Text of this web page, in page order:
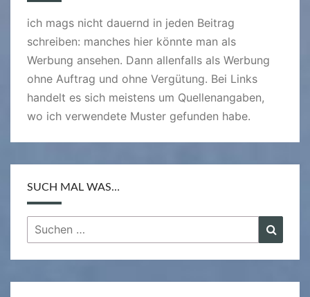
ich mags nicht dauernd in jeden Beitrag
schreiben: manches hier könnte man als
Werbung ansehen. Dann allenfalls als Werbung
ohne Auftrag und ohne Vergütung. Bei Links
handelt es sich meistens um Quellenangaben,
wo ich verwendete Muster gefunden habe.
SUCH MAL WAS…
Suchen
nach: